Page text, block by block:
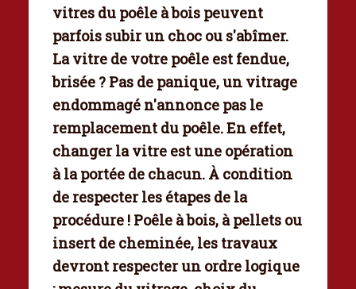
vitres du poêle à bois peuvent
parfois subir un choc ou s'abîmer.
La vitre de votre poêle est fendue,
brisée ? Pas de panique, un vitrage
endommagé n'annonce pas le
remplacement du poêle. En effet,
changer la vitre est une opération
à la portée de chacun. À condition
de respecter les étapes de la
procédure ! Poêle à bois, à pellets ou
insert de cheminée, les travaux
devront respecter un ordre logique